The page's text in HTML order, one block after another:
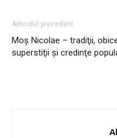
Articolul precedent
Moș Nicolae – tradiţii,
superstiţii şi credinţe